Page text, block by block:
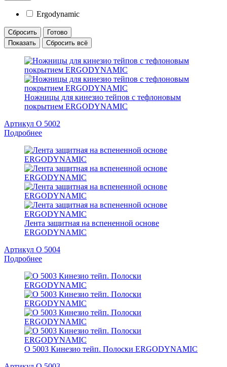
Ergodynamic
Сбросить
Готово
Показать
Сбросить всё
Ножницы для кинезио тейпов с тефлоновым
покрытием ERGODYNAMIC
Артикул O 5002
Подробнее
Лента защитная на вспененной основе
ERGODYNAMIC
Артикул O 5004
Подробнее
O 5003 Кинезио тейп. Полоски ERGODYNAMIC